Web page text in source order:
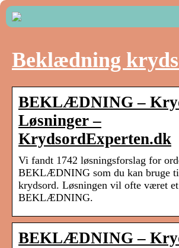
Beklædning
BEKLÆDNING –
Løsninger –
KrydsordExperten.dk
Vi fandt 1742 løsningsforslag for
BEKLÆDNING som du kan bruge
krydsord. Løsningen vil ofte været
BEKLÆDNING.
BEKLÆDNING –